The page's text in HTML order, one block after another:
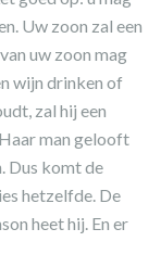
Uw zoon zal een
uw zoon mag
wijn drinken of
zal hij een
man gelooft
Dus komt de
hetzelfde. De
heet hij. En er